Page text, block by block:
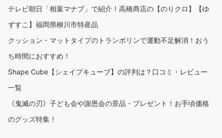
テレビ朝日「相葉マナブ」で紹介！高橋商店の【のりクロ】【ゆ
ずすこ】福岡県柳川市特産品
クッション・マットタイプのトランポリンで運動不足解消！おう
ち時間におすすめ！
Shape Cube【シェイプキューブ】の評判は？口コミ・レビュー
一覧
《鬼滅の刃》子ども会や謝恩会の景品・プレゼント！お手頃価格
のグッズ特集！